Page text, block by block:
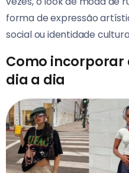
forma de expressão
social ou identidade
Como incorporar
dia a dia